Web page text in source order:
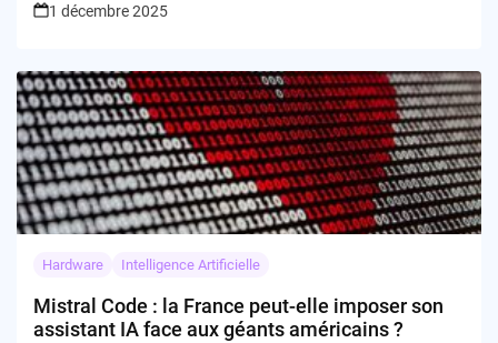
1 décembre 2025
Hardware Intelligence Artificielle
Mistral Code : la France peut-elle imposer son
assistant IA face aux géants américains ?